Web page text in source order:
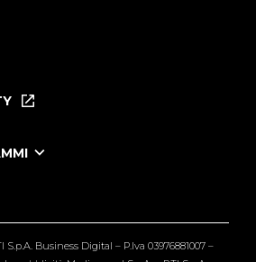
Inside
Business Digital – P.Iva 03976881007 –